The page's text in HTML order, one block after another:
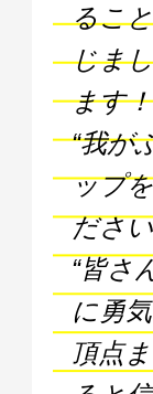
るこ
じま
ます！
“我が
ップ
ださ
“皆さ
に勇
頂点